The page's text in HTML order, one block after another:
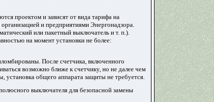
проектом и зависят от вида тарифа на
и предприятиями Энергонадзора.
или пакетный выключатель и т. п.).
на момент установки не более:
После счетчика, включенного
возможно ближе к счетчику, но не далее чем
установка общего аппарата защиты не требуется.
выключателя для безопасной замены